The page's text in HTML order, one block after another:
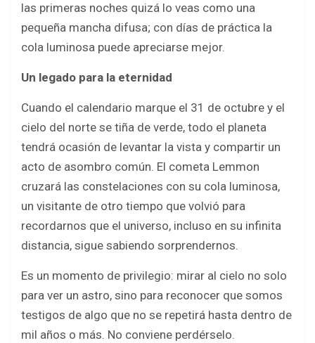
las primeras noches quizá lo veas como una
pequeña mancha difusa; con días de práctica la
cola luminosa puede apreciarse mejor.
Un legado para la eternidad
Cuando el calendario marque el 31 de octubre y el
cielo del norte se tiña de verde, todo el planeta
tendrá ocasión de levantar la vista y compartir un
acto de asombro común. El cometa Lemmon
cruzará las constelaciones con su cola luminosa,
un visitante de otro tiempo que volvió para
recordarnos que el universo, incluso en su infinita
distancia, sigue sabiendo sorprendernos.
Es un momento de privilegio: mirar al cielo no solo
para ver un astro, sino para reconocer que somos
testigos de algo que no se repetirá hasta dentro de
mil años o más. No conviene perdérselo.